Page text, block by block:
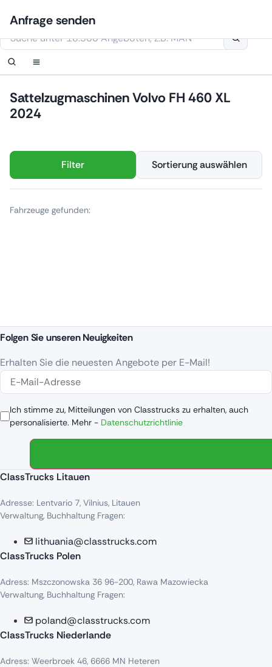
Inhalt
springen
Sattelzugmaschinen Volvo FH 460 XL
2024
Filter Sortierung auswählen
Fahrzeuge gefunden:
Folgen Sie unseren Neuigkeiten
Erhalten Sie die neuesten Angebote per E-Mail!
Ich stimme zu, Mitteilungen von Classtrucks zu erhalten, auch
personalisierte. Mehr - Datenschutzrichtlinie
ClassTrucks Litauen
Adresse: Lentvario 7, Vilnius, Litauen
Verwaltung, Buchhaltung Fragen:
lithuania@classtrucks.com
ClassTrucks Polen
Adress: Mszczonowska 36 96-200, Rawa Mazowiecka
Verwaltung, Buchhaltung Fragen:
poland@classtrucks.com
ClassTrucks Niederlande​
Adress: Weerbroek 46, 6666 MN Heteren
Anmelden
Benachrichtigung einrichten
Diese Webseite verwendet Cookies
Kontaktiere uns
Ihre Anfrage wurde erhalten.
Anfrage senden
Benachrichtigung einrichten